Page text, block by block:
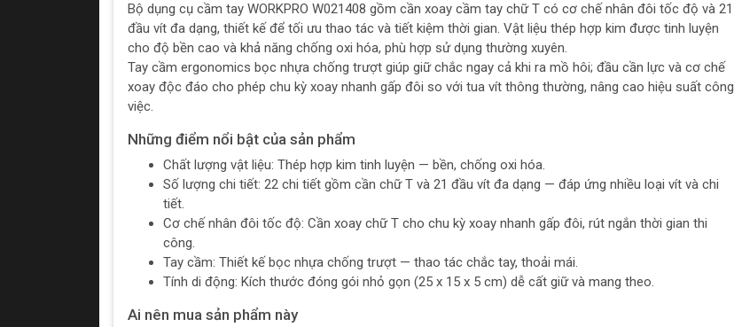
Bộ dụng cụ cầm tay WORKPRO W021408 gồm cần xoay cầm tay chữ T có cơ chế nhân đôi tốc độ và 21
đầu vít đa dạng, thiết kế để tối ưu thao tác và tiết kiệm thời gian. Vật liệu thép hợp kim được tinh luyện
cho độ bền cao và khả năng chống oxi hóa, phù hợp sử dụng thường xuyên.
Tay cầm ergonomics bọc nhựa chống trượt giúp giữ chắc ngay cả khi ra mồ hôi; đầu cần lực và cơ chế
xoay độc đáo cho phép chu kỳ xoay nhanh gấp đôi so với tua vít thông thường, nâng cao hiệu suất công
việc.
Những điểm nổi bật của sản phẩm
Chất lượng vật liệu: Thép hợp kim tinh luyện — bền, chống oxi hóa.
Số lượng chi tiết: 22 chi tiết gồm cần chữ T và 21 đầu vít đa dạng — đáp ứng nhiều loại vít và chi
tiết.
Cơ chế nhân đôi tốc độ: Cần xoay chữ T cho chu kỳ xoay nhanh gấp đôi, rút ngắn thời gian thi
công.
Tay cầm: Thiết kế bọc nhựa chống trượt — thao tác chắc tay, thoải mái.
Tính di động: Kích thước đóng gói nhỏ gọn (25 x 15 x 5 cm) dễ cất giữ và mang theo.
Ai nên mua sản phẩm này